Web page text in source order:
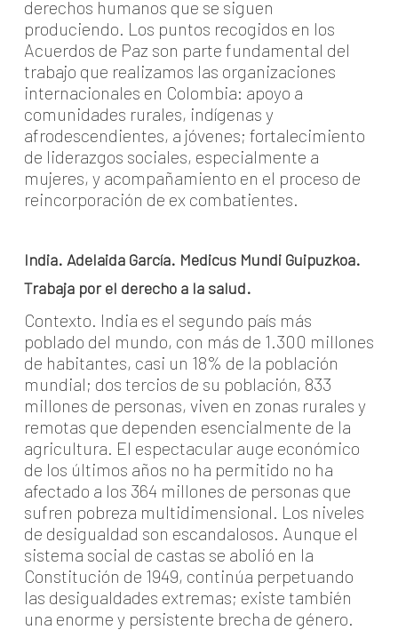
derechos humanos que se siguen
produciendo. Los puntos recogidos en los
Acuerdos de Paz son parte fundamental del
trabajo que realizamos las organizaciones
internacionales en Colombia: apoyo a
comunidades rurales, indígenas y
afrodescendientes, a jóvenes; fortalecimiento
de liderazgos sociales, especialmente a
mujeres, y acompañamiento en el proceso de
reincorporación de ex combatientes.
India. Adelaida García. Medicus Mundi Guipuzkoa.
Trabaja por el derecho a la salud.
Contexto. India es el segundo país más
poblado del mundo, con más de 1.300 millones
de habitantes, casi un 18% de la población
mundial; dos tercios de su población, 833
millones de personas, viven en zonas rurales y
remotas que dependen esencialmente de la
agricultura. El espectacular auge económico
de los últimos años no ha permitido no ha
afectado a los 364 millones de personas que
sufren pobreza multidimensional. Los niveles
de desigualdad son escandalosos. Aunque el
sistema social de castas se abolió en la
Constitución de 1949, continúa perpetuando
las desigualdades extremas; existe también
una enorme y persistente brecha de género.